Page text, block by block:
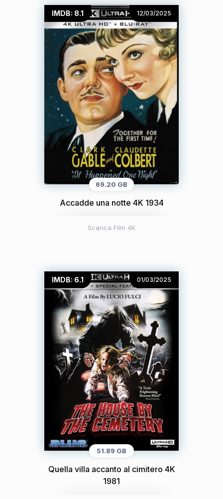
IMDB: 8.1 12/03/2025
69.20 GB
Accadde una notte 4K 1934
Scarica Film 4K
IMDB: 6.1 01/03/2025
51.89 GB
Quella villa accanto al cimitero 4K
1981